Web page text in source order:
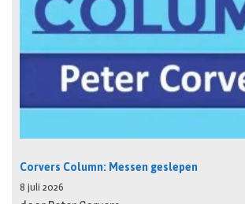
Corvers Column: Messen geslepen
8 juli 2026